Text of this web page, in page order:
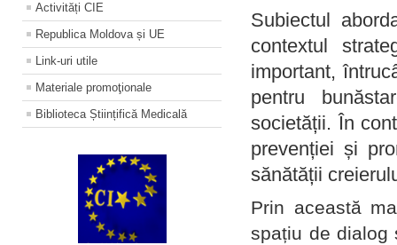
Activități CIE
Republica Moldova și UE
Link-uri utile
Materiale promoţionale
Biblioteca Științifică Medicală
Subiectul
contextul
important,
pentru
societății. În
prevenției și
sănătății
Prin această
spațiu de dialog